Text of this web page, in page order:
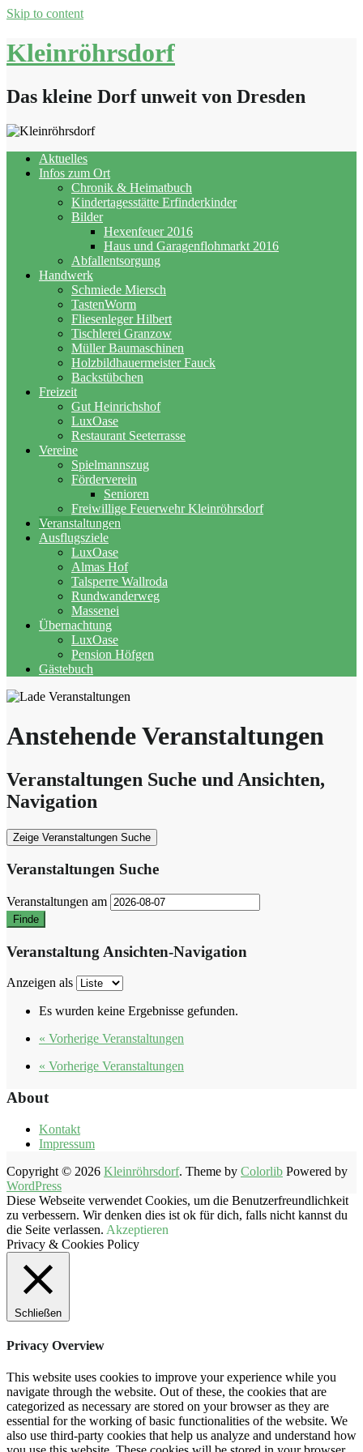
Skip to content
Kleinröhrsdorf
Das kleine Dorf unweit von Dresden
Aktuelles
Infos zum Ort
Chronik & Heimatbuch
Kindertagesstätte Erfinderkinder
Bilder
Hexenfeuer 2016
Haus und Garagenflohmarkt 2016
Abfallentsorgung
Handwerk
Schmiede Miersch
TastenWorm
Fliesenleger Hilbert
Tischlerei Granzow
Müller Baumaschinen
Holzbildhauermeister Fauck
Backstübchen
Freizeit
Gut Heinrichshof
LuxOase
Restaurant Seeterrasse
Vereine
Spielmannszug
Förderverein
Senioren
Freiwillige Feuerwehr Kleinröhrsdorf
Veranstaltungen
Ausflugsziele
LuxOase
Almas Hof
Talsperre Wallroda
Rundwanderweg
Massenei
Übernachtung
LuxOase
Pension Höfgen
Gästebuch
Anstehende Veranstaltungen
Veranstaltungen Suche und Ansichten,
Navigation
Zeige Veranstaltungen Suche
Veranstaltungen Suche
Veranstaltungen am
Veranstaltung Ansichten-Navigation
Anzeigen als
Es wurden keine Ergebnisse gefunden.
« Vorherige Veranstaltungen
« Vorherige Veranstaltungen
About
Kontakt
Impressum
Copyright © 2026 Kleinröhrsdorf. Theme by Colorlib Powered by
WordPress
Diese Webseite verwendet Cookies, um die Benutzerfreundlichkeit
zu verbessern. Wir denken dies ist ok für dich, falls nicht kannst du
die Seite verlassen. Akzeptieren
Privacy & Cookies Policy
Schließen
Privacy Overview
This website uses cookies to improve your experience while you
navigate through the website. Out of these, the cookies that are
categorized as necessary are stored on your browser as they are
essential for the working of basic functionalities of the website. We
also use third-party cookies that help us analyze and understand how